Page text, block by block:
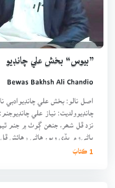
”بيوس“ بخش علي چانڊيو
Bewas Bakhsh Ali Chandio
اصل نالو: بخش علي چانڊيوادبي
نزد ڦل شھر، جنھن ڳوٺ ۾ جنم
پاڻيءِ ۾ ٻڏي ويو، هاڻي رهائش ڦل
1 ڪتابَ